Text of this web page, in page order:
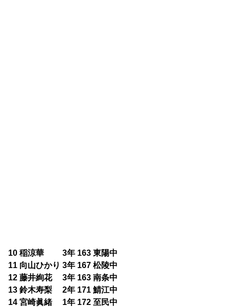
10 稲涼華 3年 163 東陽中
11 向山ひかり 3年 167 松陵中
12 藤井絢花 3年 163 南条中
13 鈴木寿梨 2年 171 鯖江中
14 宮崎眞緒 1年 172 至民中